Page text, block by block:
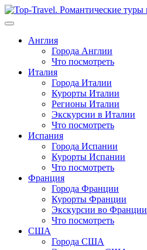
Перейти
к
Англия
Города Англии
Что посмотреть
Италия
Города Италии
Курорты Италии
Регионы Италии
Экскурсии в Италии
Что посмотреть
Испания
Города Испании
Курорты Испании
Что посмотреть
Франция
Города Франции
Курорты Франции
Экскурсии во Франции
Что посмотреть
США
Города США